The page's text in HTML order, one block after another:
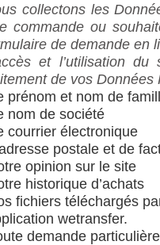
collectons les
commande ou
de demande en
et l’utilisation
de vos
prénom et nom de
nom de société
courrier électronique
postale et de
opinion sur le site
historique d’achats
fichiers téléchargés
wetransfer.
demande